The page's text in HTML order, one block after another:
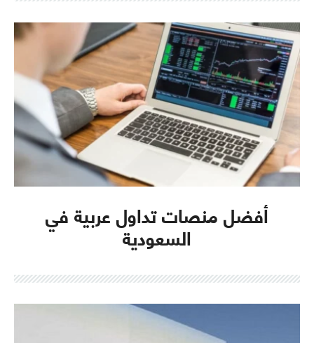
أفضل منصات تداول عربية في
السعودية